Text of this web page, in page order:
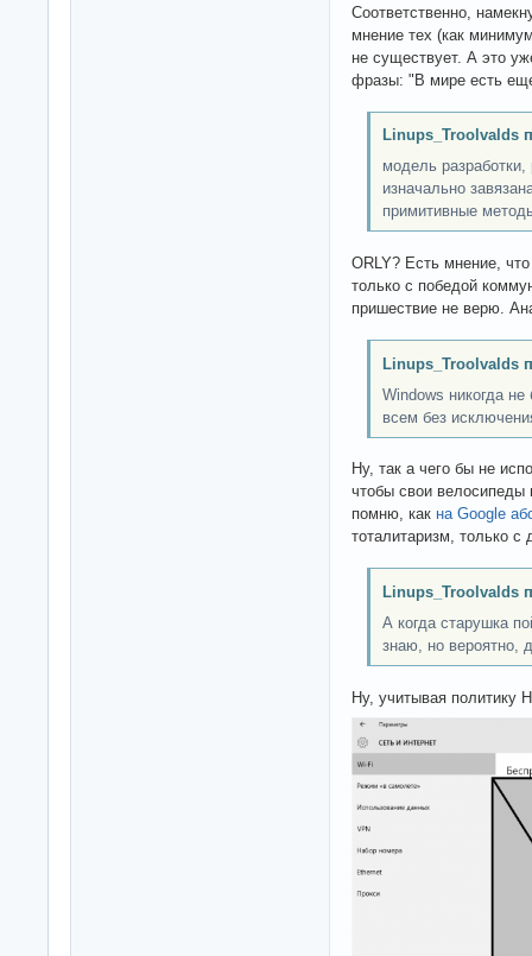
Соответственно,
мнение тех (как
не существует. А это
фразы: "В мире есть
Linups_Troolvalds
модель
изначально
примитивные
ORLY? Есть мнение,
только с победой
пришествие не верю.
Linups_Troolvalds
Windows никогда
всем без
Ну, так а чего бы не
чтобы свои велосипеды
помню, как на Google
тоталитаризм, только с
Linups_Troolvalds
А когда старушка
знаю, но вероятно,
Ну, учитывая политику